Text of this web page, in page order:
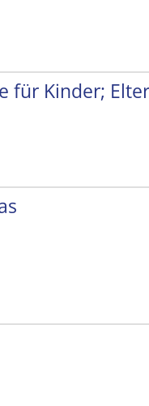
für Kinder;